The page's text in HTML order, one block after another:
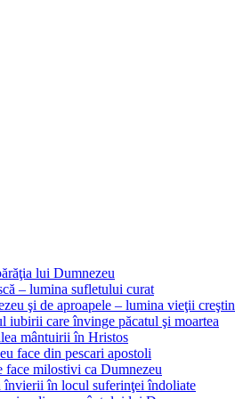
lui Dumnezeu
– lumina sufletului curat
şi de aproapele – lumina vieţii
iubirii care învinge păcatul şi moartea
mântuirii în Hristos
face din pescari apostoli
face milostivi ca Dumnezeu
învierii în locul suferinţei îndoliate